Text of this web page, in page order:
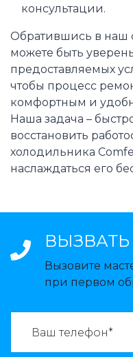
консультации.
Обратившись в наш
можете быть
предоставляемых
чтобы процесс
комфортным и
Наша задача –
восстановить
холодильника
наслаждаться его
Вызовите
при первом